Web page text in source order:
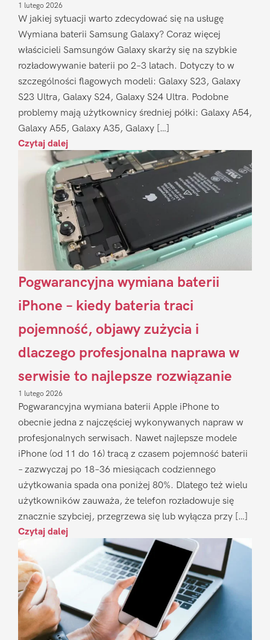
1 lutego 2026
W jakiej sytuacji warto zdecydować się na usługę
Wymiana baterii Samsung Galaxy? Coraz więcej
właścicieli Samsungów Galaxy skarży się na szybkie
rozładowywanie baterii po 2–3 latach. Dotyczy to w
szczególności flagowych modeli: Galaxy S23, Galaxy
S23 Ultra, Galaxy S24, Galaxy S24 Ultra. Podobne
problemy mają użytkownicy średniej półki: Galaxy A54,
Galaxy A55, Galaxy A35, Galaxy […]
Czytaj dalej
Pogwarancyjna wymiana baterii
iPhone – kiedy bateria traci
pojemność, objawy zużycia i
dlaczego profesjonalna naprawa w
serwisie to najlepsze rozwiązanie
1 lutego 2026
Pogwarancyjna wymiana baterii Apple iPhone to
obecnie jedna z najczęściej wykonywanych napraw w
profesjonalnych serwisach. Nawet najlepsze modele
iPhone (od 11 do 16) tracą z czasem pojemność baterii
– zazwyczaj po 18–36 miesiącach codziennego
użytkowania spada ona poniżej 80%. Dlatego też wielu
użytkowników zauważa, że telefon rozładowuje się
znacznie szybciej, przegrzewa się lub wyłącza przy […]
Czytaj dalej